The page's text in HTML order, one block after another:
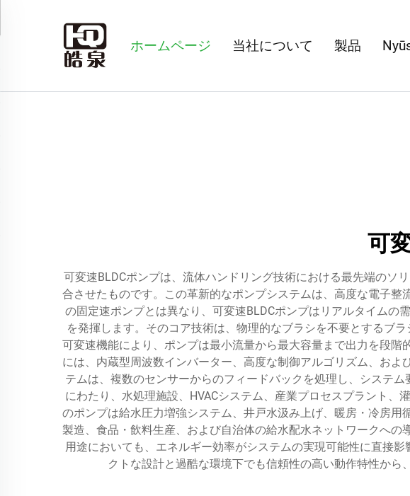
ホームページ 当社について 製品
可
可変速BLDCポンプは、流体ハンドリング技術における最先端のソ
合させたものです。この革新的なポンプシステムは、高度な電子
の固定速ポンプとは異なり、可変速BLDCポンプはリアルタイム
を発揮します。そのコア技術は、物理的なブラシを不要とするブ
可変速機能により、ポンプは最小流量から最大容量まで出力を段
には、内蔵型周波数インバーター、高度な制御アルゴリズム、お
テムは、複数のセンサーからのフィードバックを処理し、システ
にわたり、水処理施設、HVACシステム、産業プロセスプラント
のポンプは給水圧力増強システム、井戸水汲み上げ、暖房・冷房
製造、食品・飲料生産、および自治体の給水配水ネットワークへ
用途においても、エネルギー効率がシステムの実現可能性に直接
クトな設計と過酷な環境下でも信頼性の高い動作特性から